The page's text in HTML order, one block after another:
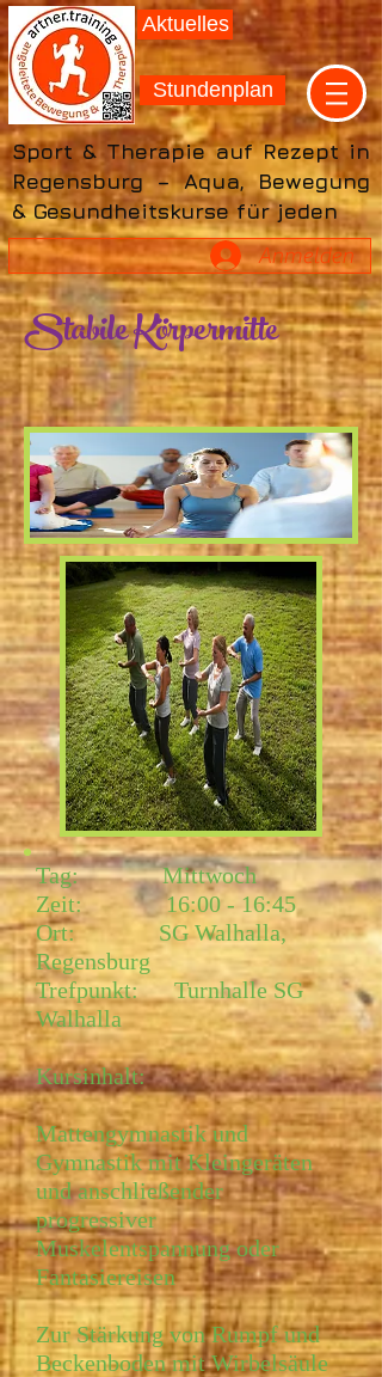
Aktuelles
Stundenplan
Sport & Therapie auf Rezept in
Regensburg – Aqua, Bewegung
& Gesundheitskurse für jeden
Anmelden
Stabile Körpermitte
Tag: Mittwoch
Zeit: 16:00 - 16:45
Ort: SG Walhalla,
Regensburg
Trefpunkt: Turnhalle SG
Walhalla
Kursinhalt:
Mattengymnastik und
Gymnastik mit Kleingeräten
und anschließender
progressiver
Muskelentspannung oder
Fantasiereisen
Zur Stärkung von Rumpf und
Beckenboden mit Wirbelsäule